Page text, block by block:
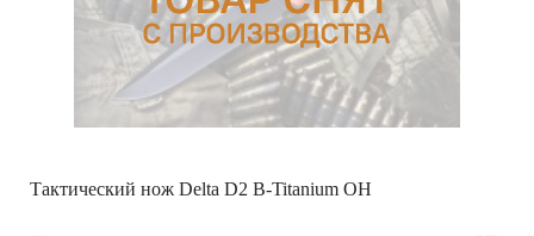
Тактический нож Delta D2 B-Titanium OH